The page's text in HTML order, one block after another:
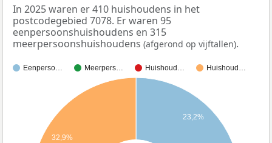
In 2025 waren er 410 huishoudens in het
postcodegebied 7078. Er waren 95
eenpersoonshuishoudens en 315
meerpersoonshuishoudens (afgerond op vijftallen).
Eenperso… Meerpers… Huishoud… Huishoud…
23,2%
32,9%